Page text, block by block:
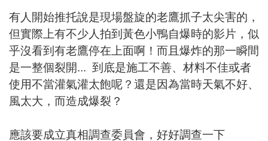
有人開始推托說是現場盤旋的老鷹抓子太尖害的，
但實際上有不少人拍到黃色小鴨自爆時的影片，似
乎沒看到有老鷹停在上面啊！而且爆炸的那一瞬間
是一整個裂開... 到底是施工不善、材料不佳或者
使用不當灌氣灌太飽呢？還是因為當時天氣不好、
風太大，而造成爆裂？
應該要成立真相調查委員會，好好調查一下